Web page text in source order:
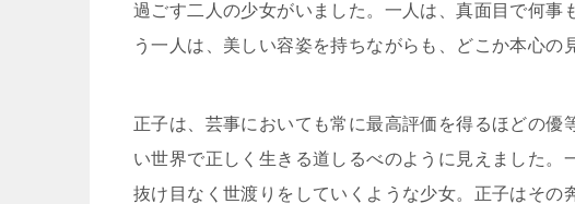
過ごす二人の少女がいました。一人は、真面目で何事
う一人は、美しい容姿を持ちながらも、どこか本心の
正子は、芸事においても常に最高評価を得るほどの
い世界で正しく生きる道しるべのように見えました
抜け目なく世渡りをしていくような少女。正子はその